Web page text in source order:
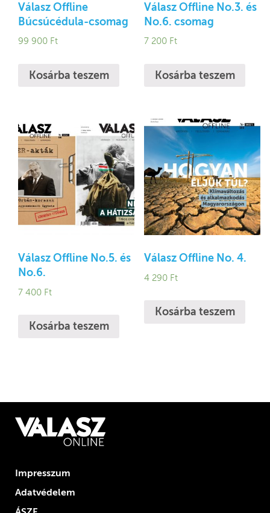
Válasz Offline
Búcsúcédula-csomag
99 900 Ft
Kosárba teszem
Válasz Offline No.3. és
No.6. csomag
7 200 Ft
Kosárba teszem
Válasz Offline No.5. és
No.6.
7 400 Ft
Kosárba teszem
Válasz Offline No. 4.
4 290 Ft
Kosárba teszem
Impresszum
Adatvédelem